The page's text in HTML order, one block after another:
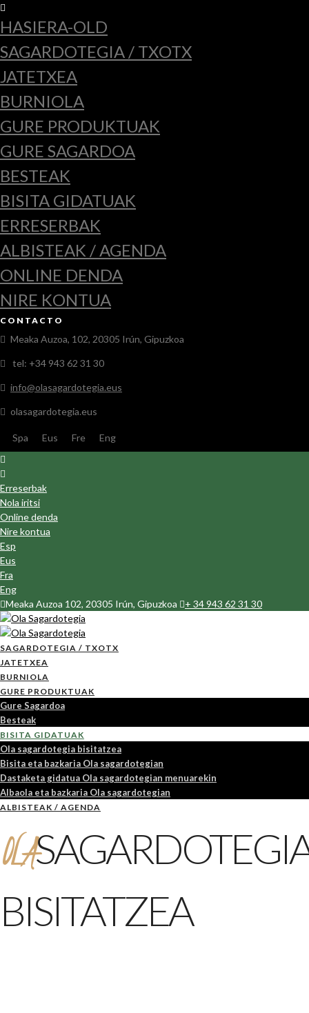
HASIERA-OLD
SAGARDOTEGIA / TXOTX
JATETXEA
BURNIOLA
GURE PRODUKTUAK
GURE SAGARDOA
BESTEAK
BISITA GIDATUAK
ERRESERBAK
ALBISTEAK / AGENDA
ONLINE DENDA
NIRE KONTUA
CONTACTO
Meaka Auzoa, 102, 20305 Irún, Gipuzkoa
tel: +34 943 62 31 30
info@olasagardotegia.eus
olasagardotegia.eus
Spa Eus Fre Eng
Erreserbak
Nola iritsi
Online denda
Nire kontua
Esp
Eus
Fra
Eng
Meaka Auzoa 102, 20305 Irún, Gipuzkoa
+ 34 943 62 31 30
SAGARDOTEGIA / TXOTX
JATETXEA
BURNIOLA
GURE PRODUKTUAK
Gure Sagardoa
Besteak
BISITA GIDATUAK
Ola sagardotegia bisitatzea
Bisita eta bazkaria Ola sagardotegian
Dastaketa gidatua Ola sagardotegian menuarekin
Albaola eta bazkaria Ola sagardotegian
ALBISTEAK / AGENDA
OLA
BISITATZEA